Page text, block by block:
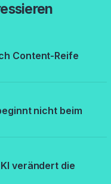
Content-Reife
nicht beim
verändert die